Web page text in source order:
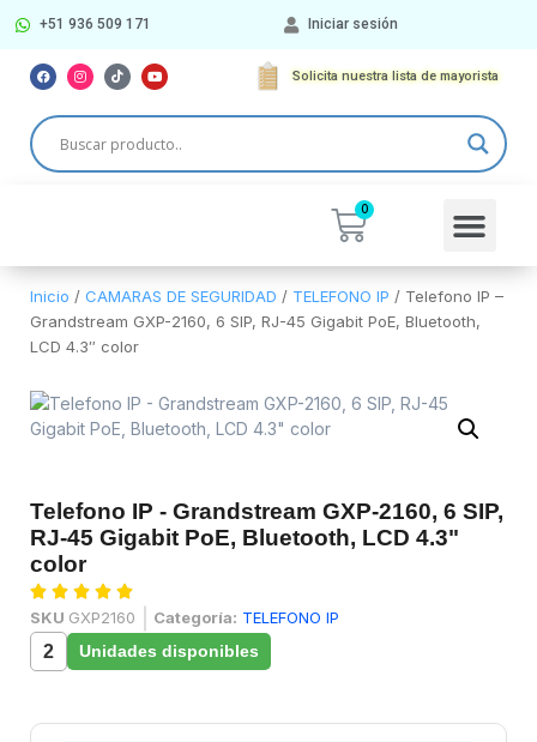
+51 936 509 171 Iniciar sesión
Solicita nuestra lista de mayorista
Inicio / CAMARAS DE SEGURIDAD / TELEFONO IP / Telefono IP –
Grandstream GXP-2160, 6 SIP, RJ-45 Gigabit PoE, Bluetooth,
LCD 4.3″ color
Telefono IP - Grandstream GXP-2160, 6 SIP,
RJ-45 Gigabit PoE, Bluetooth, LCD 4.3"
color
    
SKU GXP2160 Categoría: TELEFONO IP
2 Unidades disponibles